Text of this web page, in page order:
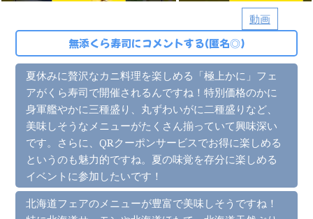
動画
無添くら寿司にコメントする(匿名◎)
夏休みに贅沢なカニ料理を楽しめる「極上かに」フェ
アがくら寿司で開催されるんですね！特別価格のかに
身軍艦やかに三種盛り、丸ずわいがに二種盛りなど、
美味しそうなメニューがたくさん揃っていて興味深い
です。さらに、QRクーポンサービスでお得に楽しめる
というのも魅力的ですね。夏の味覚を存分に楽しめる
イベントに参加したいです！
北海道フェアのメニューが豊富で美味しそうですね！